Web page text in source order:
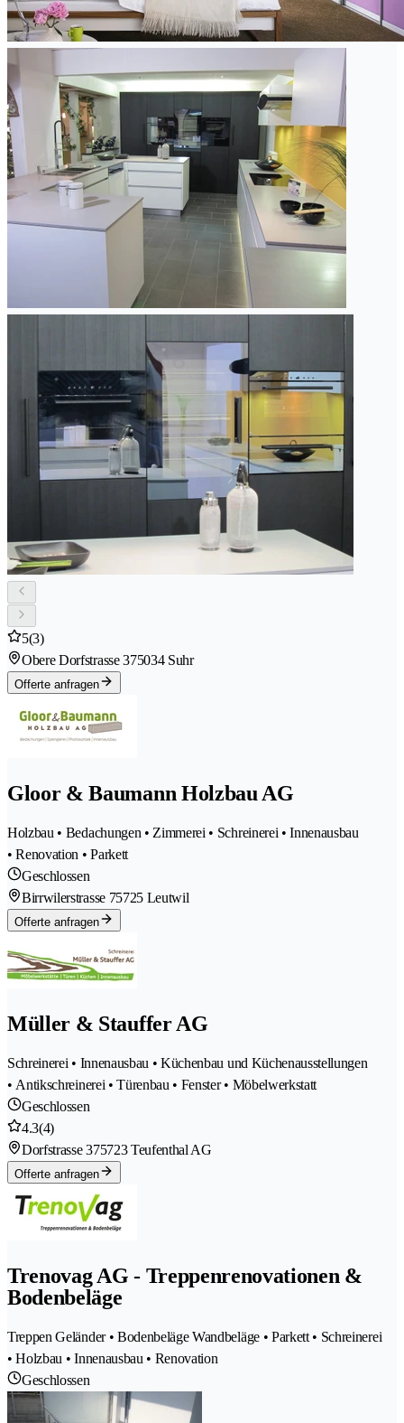
5(3)
Obere Dorfstrasse 375034 Suhr
Offerte anfragen
Gloor & Baumann Holzbau AG
Holzbau • Bedachungen • Zimmerei • Schreinerei • Innenausbau
• Renovation • Parkett
Geschlossen
Birrwilerstrasse 75725 Leutwil
Offerte anfragen
Müller & Stauffer AG
Schreinerei • Innenausbau • Küchenbau und Küchenausstellungen
• Antikschreinerei • Türenbau • Fenster • Möbelwerkstatt
Geschlossen
4.3(4)
Dorfstrasse 375723 Teufenthal AG
Offerte anfragen
Trenovag AG - Treppenrenovationen &
Bodenbeläge
Treppen Geländer • Bodenbeläge Wandbeläge • Parkett • Schreinerei
• Holzbau • Innenausbau • Renovation
Geschlossen